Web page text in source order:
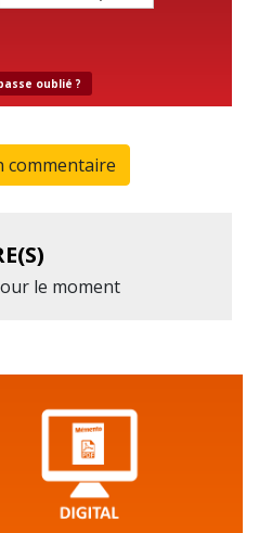
oublié ?
commentaire
le moment